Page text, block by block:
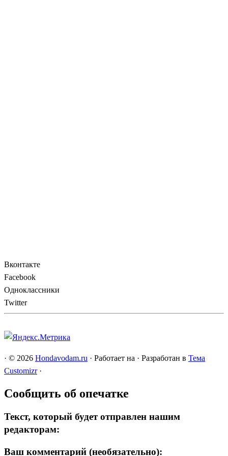
Вконтакте
Facebook
Одноклассники
Twitter
· © 2026 Hondavodam.ru · Работает на · Разработан в Тема
Customizr ·
Сообщить об опечатке
Текст, который будет отправлен нашим
редакторам:
Ваш комментарий (необязательно):